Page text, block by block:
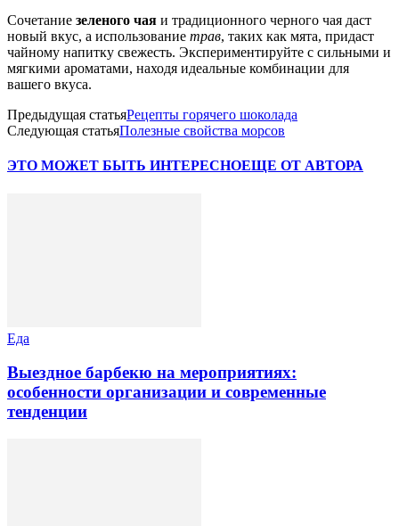
Сочетание зеленого чая и традиционного черного чая даст
новый вкус, а использование трав, таких как мята, придаст
чайному напитку свежесть. Экспериментируйте с сильными и
мягкими ароматами, находя идеальные комбинации для
вашего вкуса.
Предыдущая статьяРецепты горячего шоколада
Следующая статьяПолезные свойства морсов
ЭТО МОЖЕТ БЫТЬ ИНТЕРЕСНОЕЩЕ ОТ АВТОРА
Еда
Выездное барбекю на мероприятиях:
особенности организации и современные
тенденции